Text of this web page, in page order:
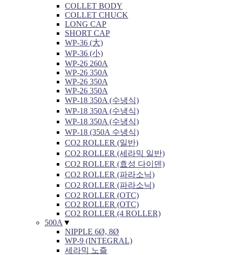
COLLET BODY
COLLET CHUCK
LONG CAP
SHORT CAP
WP-36 (大)
WP-36 (小)
WP-26 260A
WP-26 350A
WP-26 350A
WP-26 350A
WP-18 350A (수냉식)
WP-18 350A (수냉식)
WP-18 350A (수냉식)
WP-18 (350A 수냉식)
CO2 ROLLER (일반)
CO2 ROLLER (세라믹 일반)
CO2 ROLLER (효성 다이덴)
CO2 ROLLER (파라소닉)
CO2 ROLLER (파라소닉)
CO2 ROLLER (OTC)
CO2 ROLLER (OTC)
CO2 ROLLER (4 ROLLER)
500A ▼
NIPPLE 6Ø, 8Ø
WP-9 (INTEGRAL)
세라믹 노즐